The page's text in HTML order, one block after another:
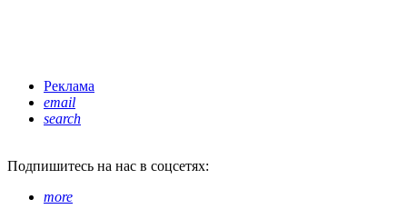
Реклама
email
search
Подпишитесь на нас в соцсетях:
more